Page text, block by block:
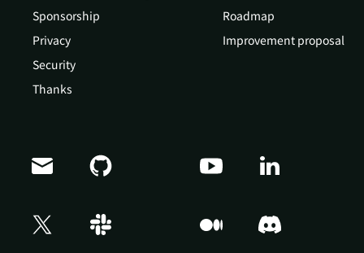
Sponsorship
Privacy
Security
Thanks
Roadmap
Improvement proposal
Doris Summit 26